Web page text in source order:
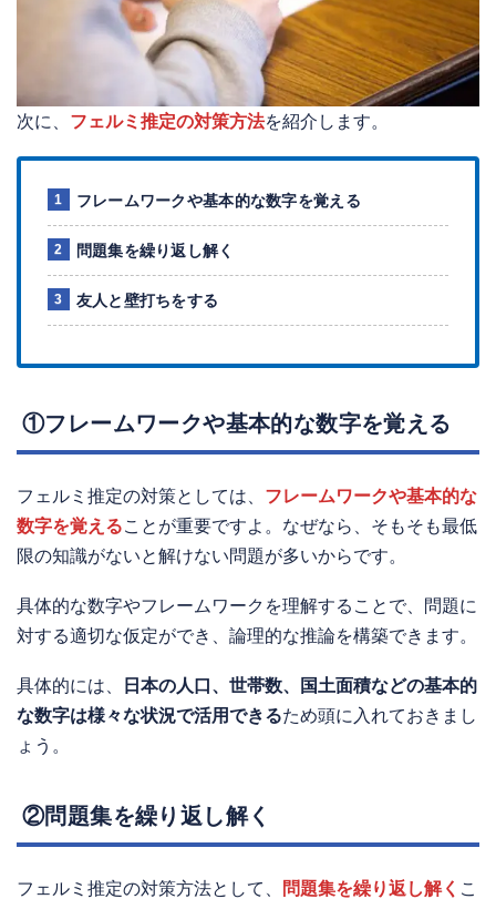
次に、 フェルミ推定の対策方法を紹介します。
フレームワークや基本的な数字を覚える
問題集を繰り返し解く
友人と壁打ちをする
①フレームワークや基本的な数字を覚える
フェルミ推定の対策としては、 フレームワークや基本的な
数字を覚えることが重要ですよ。なぜなら、そもそも最低
限の知識がないと解けない問題が多いからです。
具体的な数字やフレームワークを理解することで、問題に
対する適切な仮定ができ、論理的な推論を構築できます。
具体的には、
日本の人口、世帯数、国土面積などの基本的
な数字は様々な状況で活用できるため頭に入れておきまし
ょう。
②問題集を繰り返し解く
フェルミ推定の対策方法として、 問題集を繰り返し解く こ